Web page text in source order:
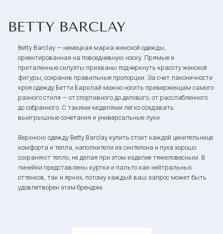
BETTY BARCLAY
Betty Barclay — немецкая марка женской одежды,
ориентированная на повседневную носку. Прямые и
приталенные силуэты призваны подчеркнуть красоту женской
фигуры, сохранив правильные пропорции. За счет лаконичности
кроя одежду Бетти Барклай можно носить приверженцам самого
разного стиля — от спортивного до делового, от расслабленного
до собранного. С такими моделями легко создавать
выигрышные сочетания и универсальные луки.
Верхнюю одежду Betty Barclay купить стоит каждой ценительнице
комфорта и тепла, наполнители из синтепона и пуха хорошо
сохраняют тепло, не делая при этом изделие тяжеловесным. В
линейки представлены куртки и пальто как нейтральных
оттенков, так и ярких, потому каждый ваш запрос может быть
удовлетворен этим брендом.